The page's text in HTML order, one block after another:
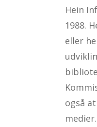
Hein
1988.
eller
også